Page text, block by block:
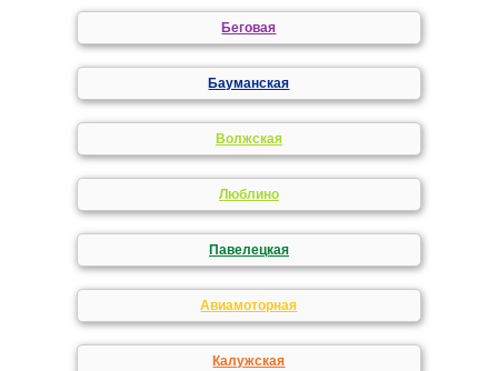
Беговая
Бауманская
Волжская
Люблино
Павелецкая
Авиамоторная
Калужская